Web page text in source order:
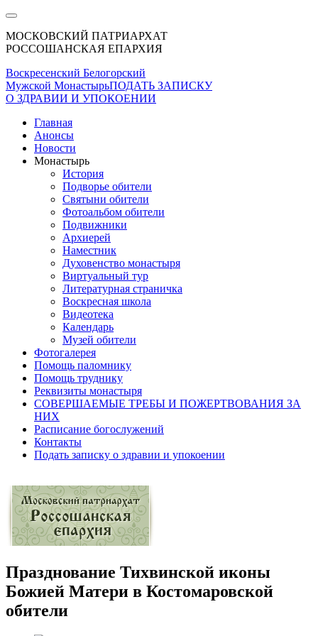
МОСКОВСКИЙ ПАТРИАРХАТ
РОССОШАНСКАЯ ЕПАРХИЯ
Воскресенский Белогорский
Мужской МонастырьПОДАТЬ ЗАПИСКУ
О ЗДРАВИИ И УПОКОЕНИИ
Главная
Анонсы
Новости
Монастырь
История
Подворье обители
Святыни обители
Фотоальбом обители
Подвижники
Архиерей
Наместник
Духовенство монастыря
Виртуальный тур
Литературная страничка
Воскресная школа
Видеотека
Календарь
Музей обители
Фотогалерея
Помощь паломнику
Помощь труднику
Реквизиты монастыря
СОВЕРШАЕМЫЕ ТРЕБЫ И ПОЖЕРТВОВАНИЯ ЗА
НИХ
Расписание богослужений
Контакты
Подать записку о здравии и упокоении
Празднование Тихвинской иконы
Божией Матери в Костомаровской
обители